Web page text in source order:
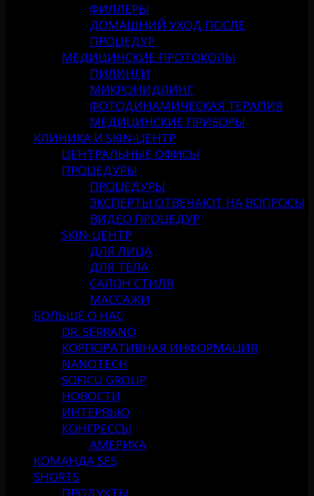
ФИЛЛЕРЫ
ДОМАШНИЙ УХОД ПОСЛЕ
ПРОЦЕДУР
МЕДИЦИНСКИЕ ПРОТОКОЛЫ
ПИЛИНГИ
МИКРОНИДЛИНГ
ФОТОДИНАМИЧЕСКАЯ ТЕРАПИЯ
МЕДИЦИНСКИЕ ПРИБОРЫ
КЛИНИКА И SKIN-ЦЕНТР
ЦЕНТРАЛЬНЫЕ ОФИСЫ
ПРОЦЕДУРЫ
ПРОЦЕДУРЫ
ЭКСПЕРТЫ ОТВЕЧАЮТ НА ВОПРОСЫ
ВИДЕО ПРОЦЕДУР
SKIN-ЦЕНТР
ДЛЯ ЛИЦА
ДЛЯ ТЕЛА
САЛОН СТИЛЯ
МАССАЖИ
БОЛЬШЕ О НАС
DR. SERRANO
КОРПОРАТИВНАЯ ИНФОРМАЦИЯ
NANOTECH
SOFICU GROUP
НОВОСТИ
ИНТЕРВЬЮ
КОНГРЕССЫ
АМЕРИКА
КОМАНДА SES
SHORTS